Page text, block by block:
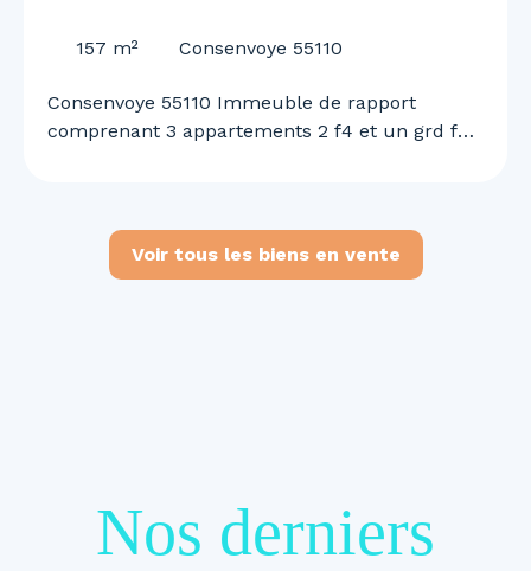
157 m² Consenvoye 55110
Consenvoye 55110 Immeuble de rapport
comprenant 3 appartements 2 f4 et un grd f2
Voir tous les biens en vente
Nos derniers